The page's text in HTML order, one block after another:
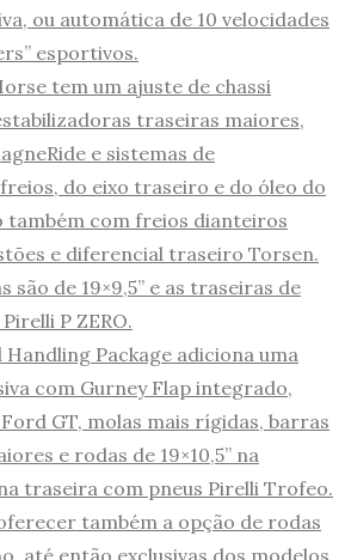
ou automática de 10 velocidades
esportivos.
tem um ajuste de chassi
traseiras maiores,
e sistemas de
do eixo traseiro e do óleo do
também com freios dianteiros
e diferencial traseiro Torsen.
são de 19×9,5” e as traseiras de
P ZERO.
Package adiciona uma
com Gurney Flap integrado,
GT, molas mais rígidas, barras
e rodas de 19×10,5” na
na traseira com pneus Pirelli Trofeo.
também a opção de rodas